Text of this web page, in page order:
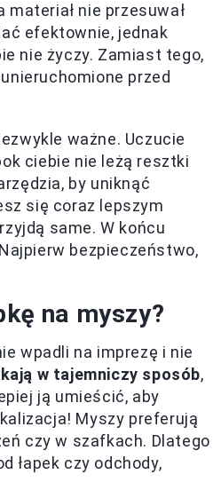
nie przesuwał
efektownie, jednak
nie życzy. Zamiast tego,
przed
ważne. Uczucie
ciebie nie leżą resztki
by uniknąć
się coraz lepszym
same. W końcu
bezpieczeństwo,
na myszy?
wpadli na imprezę i nie
w tajemniczy sposób,
ją umieścić, aby
Myszy preferują
czy w szafkach. Dlatego
łapek czy odchody,